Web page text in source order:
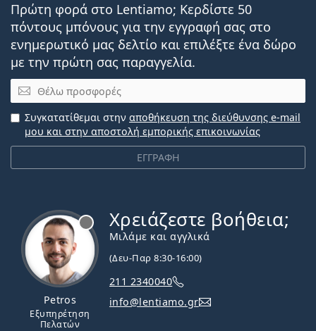
Πρώτη φορά στο Lentiamo; Κερδίστε 50
πόντους μπόνους για την εγγραφή σας στο
ενημερωτικό μας δελτίο και επιλέξτε ένα δώρο
με την πρώτη σας παραγγελία.
Email
ΕΓΓΡΑΦΗ
Συγκατατίθεμαι στην αποθήκευση της διεύθυνσης e-mail
μου και στην αποστολή εμπορικής επικοινωνίας
Petros
Εξυπηρέτηση
Πελατών
Χρειάζεστε βοήθεια;
Μιλάμε και αγγλικά
(Δευ-Παρ 8:30-16:00)
211 2340040
info@lentiamo.gr